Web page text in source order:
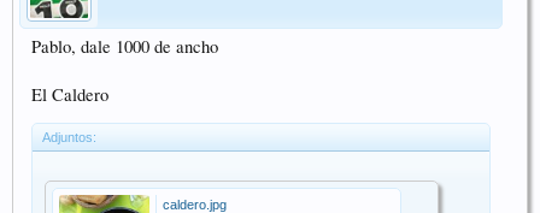
Pablo, dale 1000 de ancho
El Caldero
Adjuntos:
caldero.jpg